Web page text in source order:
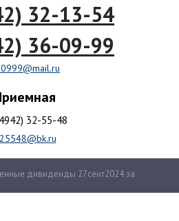
32-13-54
36-09-99
32-55-48
дивиденды 27сент2024 за